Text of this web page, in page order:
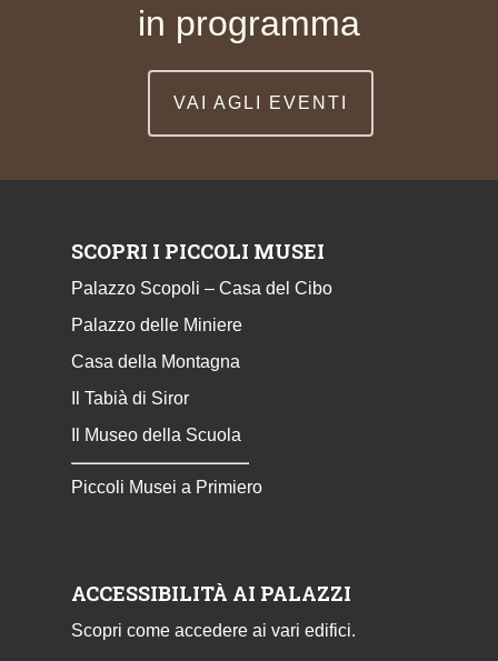
in programma
VAI AGLI EVENTI
SCOPRI I PICCOLI MUSEI
Palazzo Scopoli – Casa del Cibo
Palazzo delle Miniere
Casa della Montagna
Il Tabià di Siror
Il Museo della Scuola
Piccoli Musei a Primiero
ACCESSIBILITÀ AI PALAZZI
Scopri come accedere ai vari edifici.